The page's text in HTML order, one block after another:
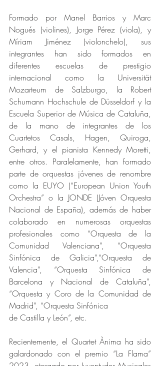
Formado por Manel Barrios y Marc
Nogués (violines), Jorge Pérez (viola), y
Míriam Jiménez (violonchelo), sus
integrantes han sido formados en
diferentes escuelas de prestigio
internacional como la Universität
Mozarteum de Salzburgo, la Robert
Schumann Hochschule de Düsseldorf y la
Escuela Superior de Música de Cataluña,
de la mano de integrantes de los
Cuartetos Casals, Hagen, Quiroga,
Gerhard, y el pianista Kennedy Moretti,
entre otros. Paralelamente, han formado
parte de orquestas jóvenes de renombre
como la EUYO (“European Union Youth
Orchestra” o la JONDE (Jóven Orquesta
Nacional de España), además de haber
colaborado en numerosas orquestas
profesionales como “Orquesta de la
Comunidad Valenciana”, “Orquesta
Sinfónica de Galicia”,“Orquesta de
Valencia”, “Orquesta Sinfónica de
Barcelona y Nacional de Cataluña”,
“Orquesta y Coro de la Comunidad de
Madrid”, “Orquesta Sinfónica
de Castilla y León”, etc.
Recientemente, el Quartet Ànima ha sido
galardonado con el premio “La Flama”